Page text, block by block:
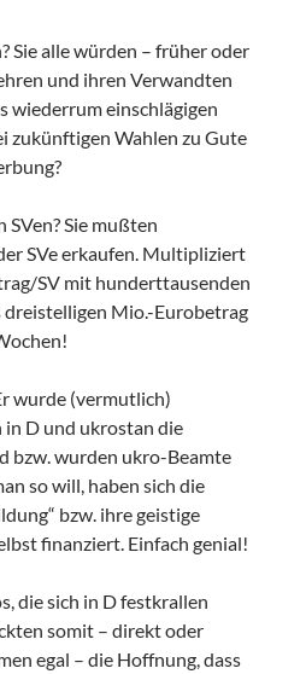
Sie alle würden – früher oder
und ihren Verwandten
wiederrum einschlägigen
zukünftigen Wahlen zu Gute
Sie mußten
SVe erkaufen. Multipliziert
SV mit hunderttausenden
dreistelligen Mio.-Eurobetrag
wurde (vermutlich)
in D und ukrostan die
bzw. wurden ukro-Beamte
so will, haben sich die
bzw. ihre geistige
finanziert. Einfach genial!
die sich in D festkrallen
somit – direkt oder
egal – die Hoffnung, dass